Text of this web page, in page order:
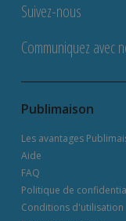
Suivez-nous
Communiquez avec
Publimaison
Les avantages
Aide
FAQ
Politique de
Conditions d'utilisation